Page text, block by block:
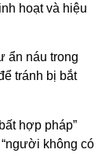
hoạt và hiệu
ẩn náu trong
tránh bị bắt
hợp pháp”
không có